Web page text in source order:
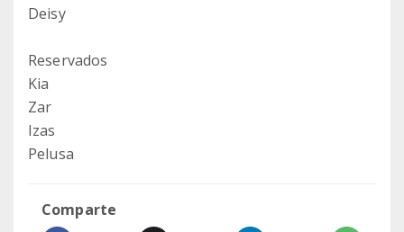
Deisy
Reservados
Kia
Zar
Izas
Pelusa
Comparte